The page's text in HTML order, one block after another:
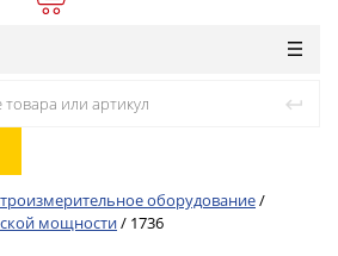
оборудование/
мощности/ 1736